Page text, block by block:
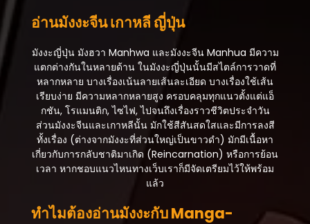
อ่านมังงะจีน เกาหลี ญี่ปุ่น
มังงะญี่ปุ่น มังฮวา Manhwa และมังงะจีน Manhua มีความ
แตกต่างกันในหลายด้าน ในมังงะญี่ปุ่นนั้นมีสไตล์การวาดที่
หลากหลาย บางเรื่องเน้นลายเส้นละเอียด บางเรื่องใช้เส้น
เรียบง่าย มีความหลากหลายสูง ครอบคลุมทุกแนวตั้งแต่แอ็
กชัน, โรแมนติก, ไซไฟ, ไปจนถึงเรื่องราวชีวิตประจำวัน
ส่วนมังงะจีนและเกาหลีนั้น มักใช้สีสันสดใสและมีการลงสี
ทั้งเรื่อง (ต่างจากมังงะที่ส่วนใหญ่เป็นขาวดำ) มักมีเนื้อหา
เกี่ยวกับการกลับชาติมาเกิด (Reincarnation) หรือการย้อน
เวลา หากชอบแนวไหนทางเว็บเราก็มีจัดเตรียมไว้ให้พร้อม
แล้ว
ทำไมต้องอ่านมังงะกับ Manga-